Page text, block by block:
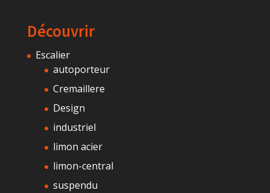
Découvrir
Escalier
autoporteur
Cremaillere
Design
industriel
limon acier
limon-central
suspendu